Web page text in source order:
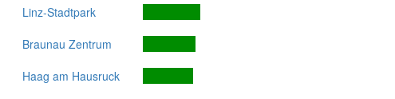
Linz-Stadtpark
Braunau Zentrum
Haag am Hausruck